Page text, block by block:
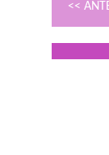
<<